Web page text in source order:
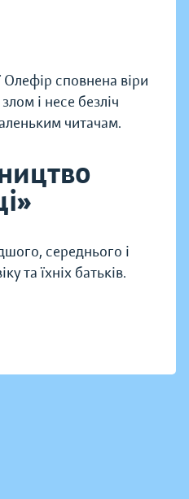
сповнена віри
і несе безліч
читачам.
середнього і
та їхніх батьків.